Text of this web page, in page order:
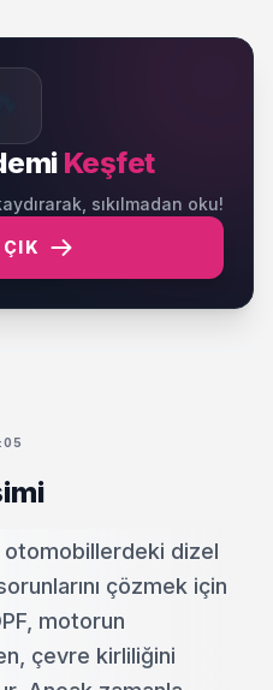
Keşfet
sıkılmadan oku!
ÇIK
dizel
çözmek için
motorun
çevre kirliliğini